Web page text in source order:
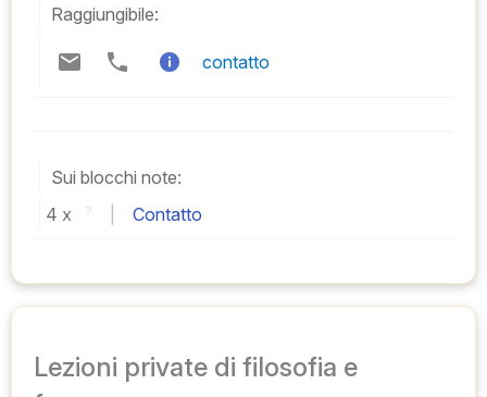
Raggiungibile:
contatto
Sui blocchi note:
4 x ? Contatto
Lezioni private di filosofia e